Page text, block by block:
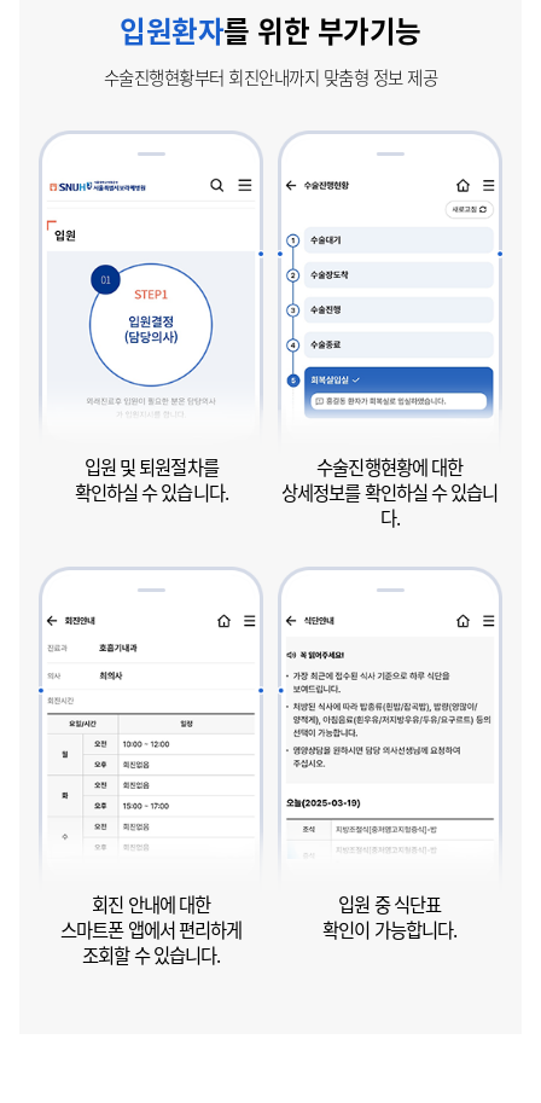
입원환자를 위한 부가기능
수술진행현황부터 회진안내까지 맞춤형 정보 제공
입원 및 퇴원절차를
확인하실 수 있습니다.
수술진행현황에 대한
상세정보를 확인하실 수 있습니
다.
회진 안내에 대한
스마트폰 앱에서 편리하게
조회할 수 있습니다.
입원 중 식단표
확인이 가능합니다.